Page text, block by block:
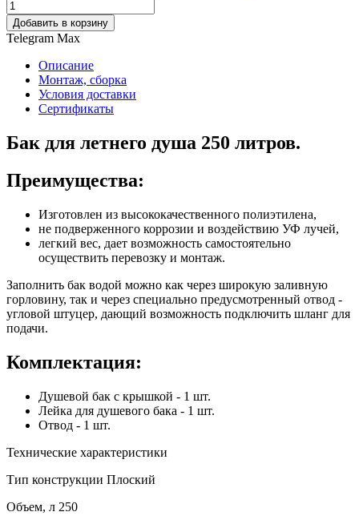
Добавить в корзину
Telegram Max
Описание
Монтаж, сборка
Условия доставки
Сертификаты
Бак для летнего душа 250 литров.
Преимущества:
Изготовлен из высококачественного полиэтилена,
не подверженного коррозии и воздействию УФ лучей,
легкий вес, дает возможность самостоятельно
осуществить перевозку и монтаж.
Заполнить бак водой можно как через широкую заливную
горловину, так и через специально предусмотренный отвод -
угловой штуцер, дающий возможность подключить шланг для
подачи.
Комплектация:
Душевой бак с крышкой - 1 шт.
Лейка для душевого бака - 1 шт.
Отвод - 1 шт.
Технические характеристики
Тип конструкции Плоский
Объем, л 250